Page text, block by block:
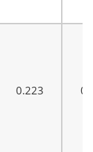
0.223